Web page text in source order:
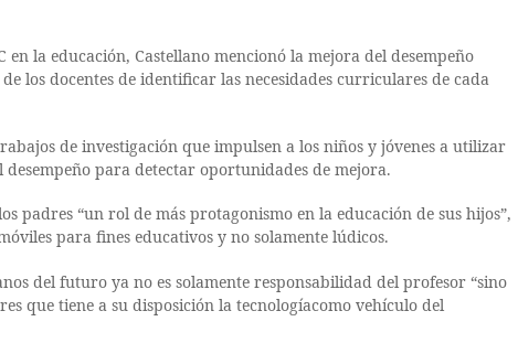
la educación, Castellano mencionó la mejora del desempeño
los docentes de identificar las necesidades curriculares de cada
de investigación que impulsen a los niños y jóvenes a utilizar
para detectar oportunidades de mejora.
padres “un rol de más protagonismo en la educación de sus hijos”,
para fines educativos y no solamente lúdicos.
del futuro ya no es solamente responsabilidad del profesor “sino
que tiene a su disposición la tecnologíacomo vehículo del